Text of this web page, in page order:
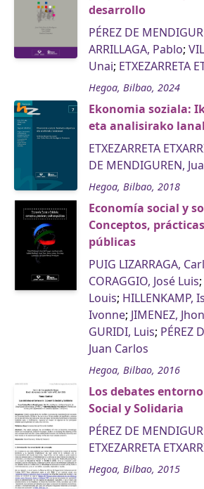
desarrollo
PÉREZ DE
ARRILLAGA, Pablo;
Unai; ETXEZARRETA
Hegoa, Bilbao, 2024
Ekonomia soziala:
eta analisirako
ETXEZARRETA
DE MENDIGUREN,
Hegoa, Bilbao, 2018
Economía social y
Conceptos,
públicas
PUIG LIZARRAGA,
CORAGGIO, José Luis;
Louis; HILLENKAMP,
Ivonne; JIMENEZ,
GURIDI, Luis; PÉREZ
Juan Carlos
Hegoa, Bilbao, 2016
Los debates
Social y Solidaria
PÉREZ DE
ETXEZARRETA
Hegoa, Bilbao, 2015